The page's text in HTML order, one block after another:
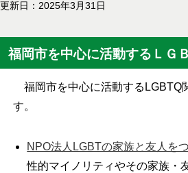
更新日：2025年3月31日
福岡市を中心に活動するＬＧ
福岡市を中心に活動するLGBTQ
す。
NPO法人LGBTの家族と友人を
性的マイノリティやその家族・